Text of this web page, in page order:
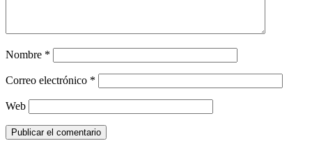
Nombre *
Correo electrónico *
Web